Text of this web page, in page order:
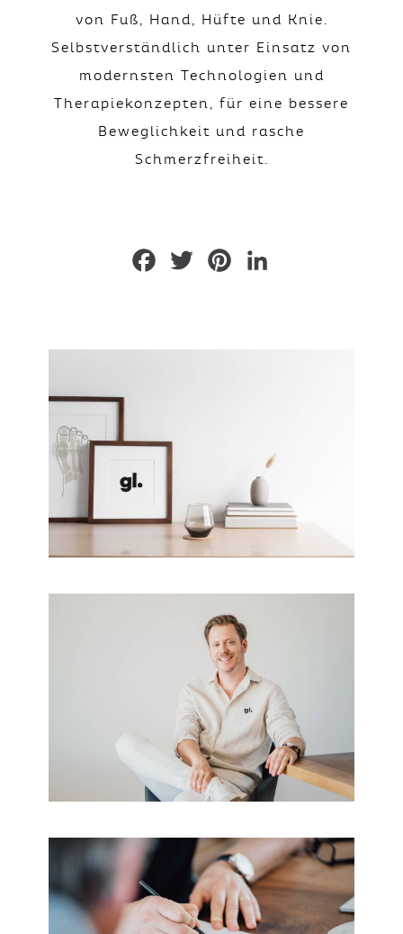
von Fuß, Hand, Hüfte und Knie.
Selbstverständlich unter Einsatz von
modernsten Technologien und
Therapiekonzepten, für eine bessere
Beweglichkeit und rasche
Schmerzfreiheit.
FacebookTwitterPinterest